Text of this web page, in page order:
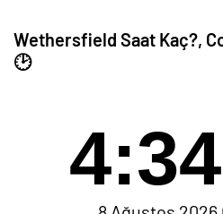
Wethersfield Saat Kaç?,
🕑